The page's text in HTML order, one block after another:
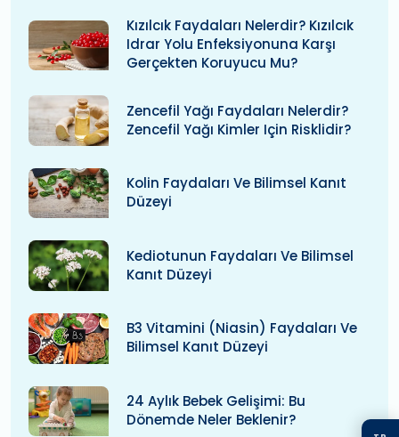
Kızılcık Faydaları Nelerdir? Kızılcık
Idrar Yolu Enfeksiyonuna Karşı
Gerçekten Koruyucu Mu?
Zencefil Yağı Faydaları Nelerdir?
Zencefil Yağı Kimler Için Risklidir?
Kolin Faydaları Ve Bilimsel Kanıt
Düzeyi
Kediotunun Faydaları Ve Bilimsel
Kanıt Düzeyi
B3 Vitamini (niasin) Faydaları Ve
Bilimsel Kanıt Düzeyi
24 Aylık Bebek Gelişimi: Bu
Dönemde Neler Beklenir?